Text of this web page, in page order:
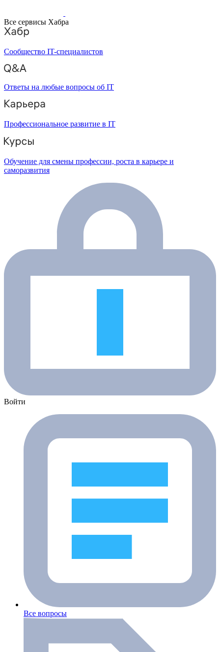
Все сервисы Хабра
Сообщество IT-специалистов
Ответы на любые вопросы об IT
Профессиональное развитие в IT
Обучение для смены профессии, роста в карьере и
саморазвития
Войти
Все вопросы